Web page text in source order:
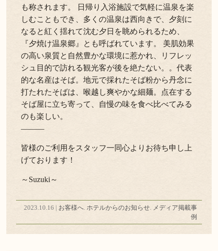
も称されます。 日帰り入浴施設で気軽に温泉を楽
しむこともでき、多くの温泉は西向きで、夕刻に
なると紅く揺れて沈む夕日を眺められるため、
『夕焼け温泉郷』とも呼ばれています。 美肌効果
の高い泉質と自然豊かな環境に惹かれ、リフレッ
シュ目的で訪れる観光客が後を絶たない。。代表
的な名産はそば。地元で採れたそば粉から丹念に
打たれたそばは、喉越し爽やかな細麺。点在する
そば屋に立ち寄って、自慢の味を食べ比べてみる
のも楽しい。
―――
皆様のご利用をスタッフ一同心よりお待ち申し上
げております！
～Suzuki～
2023.10.16 | お客様へ. ホテルからのお知らせ. メディア掲載事
例